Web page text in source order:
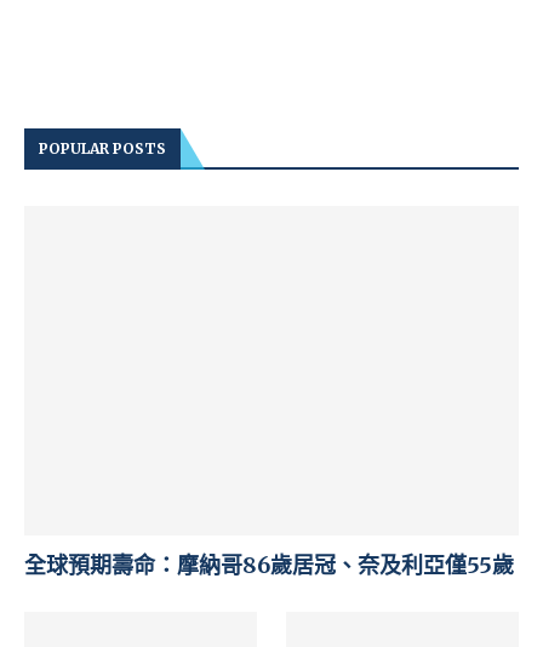
POPULAR POSTS
全球預期壽命：摩納哥86歲居冠、奈及利亞僅55歲